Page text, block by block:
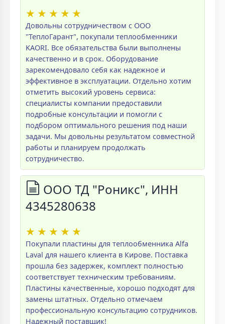
★ ★ ★ ★ ★
Довольны сотрудничеством с ООО
"ТеплоГарант", покупали теплообменники
KAORI. Все обязательства были выполнены
качественно и в срок. Оборудование
зарекомендовало себя как надежное и
эффективное в эксплуатации. Отдельно хотим
отметить высокий уровень сервиса:
специалисты компании предоставили
подробные консультации и помогли с
подбором оптимального решения под наши
задачи. Мы довольны результатом совместной
работы и планируем продолжать
сотрудничество.
ООО ТД "Роникс", ИНН
4345280638
★ ★ ★ ★ ★
Покупали пластины для теплообменника Alfa
Laval для нашего клиента в Кирове. Поставка
прошла без задержек, комплект полностью
соответствует техническим требованиям.
Пластины качественные, хорошо подходят для
замены штатных. Отдельно отмечаем
профессиональную консультацию сотрудников.
Надежный поставщик!